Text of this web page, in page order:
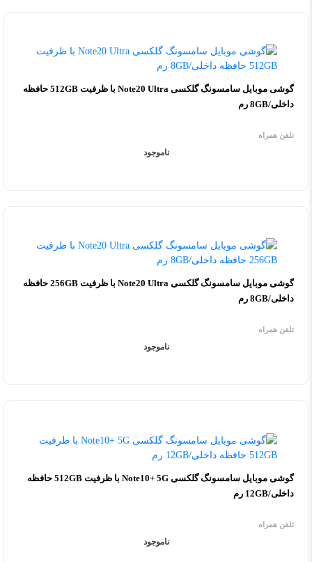
گوشی موبایل سامسونگ گلکسی Note20 Ultra با ظرفیت 512GB حافظه
داخلی/8GB رم
تلفن همراه
ناموجود
گوشی موبایل سامسونگ گلکسی Note20 Ultra با ظرفیت 256GB حافظه
داخلی/8GB رم
تلفن همراه
ناموجود
گوشی موبایل سامسونگ گلکسی Note10+ 5G با ظرفیت 512GB حافظه
داخلی/12GB رم
تلفن همراه
ناموجود